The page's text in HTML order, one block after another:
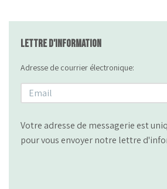
Lettre d'information
Adresse de courrier électronique:
Votre adresse de messagerie est
pour vous envoyer notre lettre